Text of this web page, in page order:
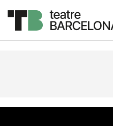
Descripció Horaris